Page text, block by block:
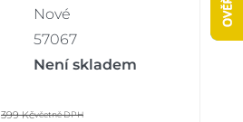
Nové
57067
Není skladem
399 Kčvčetně DPH